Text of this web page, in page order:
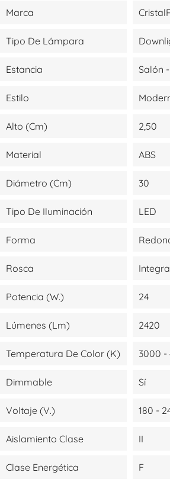
Marca
Tipo De Lámpara
Estancia Salón
Estilo
Alto (cm) 2,50
Material ABS
Diámetro (cm) 30
Tipo De Iluminación LED
Forma
Rosca
Potencia (W.) 24
Lúmenes (lm) 2420
Temperatura De Color (K) 3000 -
Dimmable Sí
Voltaje (V.) 180 -
Aislamiento Clase II
Clase Energética F